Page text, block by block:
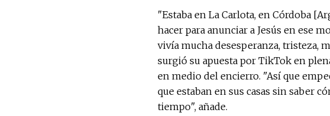
"Estaba en La Carlota, en Córdoba
hacer para anunciar a Jesús en ese
vivía mucha desesperanza, tristeza,
surgió su apuesta por TikTok en
en medio del encierro. "Así que
que estaban en sus casas sin saber
tiempo", añade.